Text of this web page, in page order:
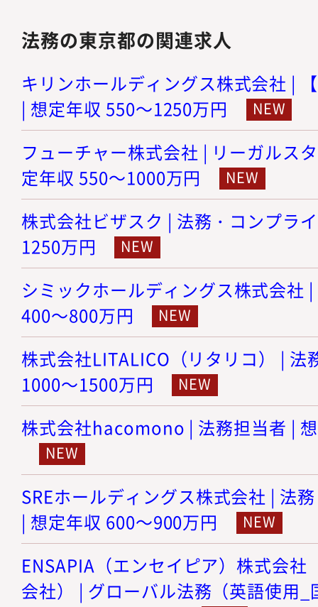
法務の東京都の関連求人
キリンホールディングス株式会社 |
| 想定年収 550～1250万円
フューチャー株式会社 | リーガルス
定年収 550～1000万円
株式会社ビザスク | 法務・コンプラ
1250万円
シミックホールディングス株式会社
400～800万円
株式会社LITALICO（リタリコ） | 法
1000～1500万円
株式会社hacomono | 法務担当者 |
SREホールディングス株式会社 | 法
| 想定年収 600～900万円
ENSAPIA（エンセイピア）株式会
会社） | グローバル法務（英語使用